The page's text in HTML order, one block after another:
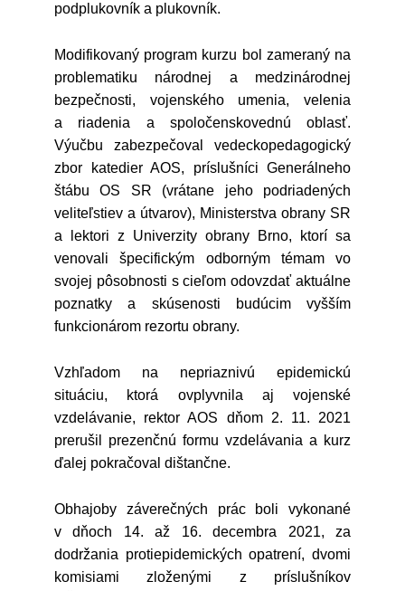
podplukovník a plukovník.
Modifikovaný program kurzu bol zameraný na
problematiku národnej a medzinárodnej
bezpečnosti, vojenského umenia, velenia
a riadenia a spoločenskovednú oblasť.
Výučbu zabezpečoval vedeckopedagogický
zbor katedier AOS, príslušníci Generálneho
štábu OS SR (vrátane jeho podriadených
veliteľstiev a útvarov), Ministerstva obrany SR
a lektori z Univerzity obrany Brno, ktorí sa
venovali špecifickým odborným témam vo
svojej pôsobnosti s cieľom odovzdať aktuálne
poznatky a skúsenosti budúcim vyšším
funkcionárom rezortu obrany.
Vzhľadom na nepriaznivú epidemickú
situáciu, ktorá ovplyvnila aj vojenské
vzdelávanie, rektor AOS dňom 2. 11. 2021
prerušil prezenčnú formu vzdelávania a kurz
ďalej pokračoval dištančne.
Obhajoby záverečných prác boli vykonané
v dňoch 14. až 16. decembra 2021, za
dodržania protiepidemických opatrení, dvomi
komisiami zloženými z príslušníkov